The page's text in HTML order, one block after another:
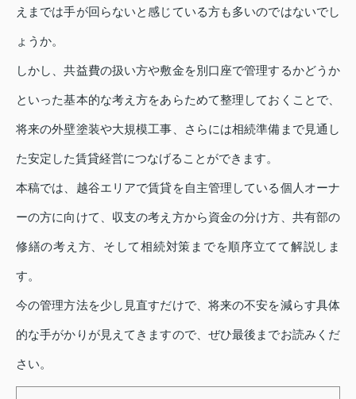
えまでは手が回らないと感じている方も多いのではないでし
ょうか。
しかし、共益費の扱い方や敷金を別口座で管理するかどうか
といった基本的な考え方をあらためて整理しておくことで、
将来の外壁塗装や大規模工事、さらには相続準備まで見通し
た安定した賃貸経営につなげることができます。
本稿では、越谷エリアで賃貸を自主管理している個人オーナ
ーの方に向けて、収支の考え方から資金の分け方、共有部の
修繕の考え方、そして相続対策までを順序立てて解説しま
す。
今の管理方法を少し見直すだけで、将来の不安を減らす具体
的な手がかりが見えてきますので、ぜひ最後までお読みくだ
さい。